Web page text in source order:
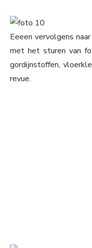
Eeeen vervolgens
met het sturen van
gordijnstoffen,
revue.